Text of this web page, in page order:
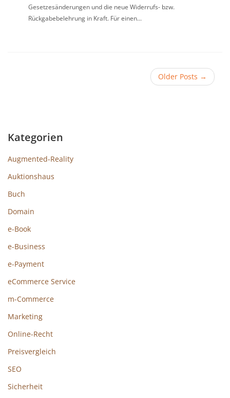
Gesetzesänderungen und die neue Widerrufs- bzw.
Rückgabebelehrung in Kraft. Für einen...
Older Posts →
Kategorien
Augmented-Reality
Auktionshaus
Buch
Domain
e-Book
e-Business
e-Payment
eCommerce Service
m-Commerce
Marketing
Online-Recht
Preisvergleich
SEO
Sicherheit